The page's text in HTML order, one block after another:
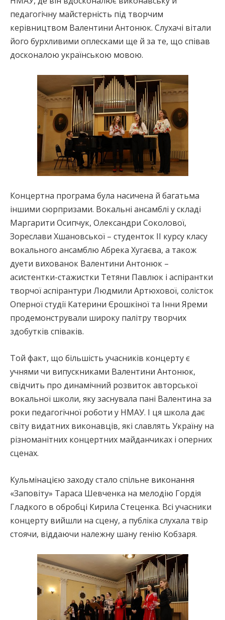
педагогічну майстерність під творчим
керівництвом Валентини Антонюк. Слухачі вітали
його бурхливими оплесками ще й за те, що співав
досконалою українською мовою.
Концертна програма була насичена й багатьма
іншими сюрпризами. Вокальні ансамблі у складі
Маргарити Осипчук, Олександри Соколової,
Зореслави Хшановської – студенток ІІ курсу класу
вокального ансамблю Абрека Хугаєва, а також
дуети вихованок Валентини Антонюк –
асистентки-стажистки Тетяни Павлюк і аспірантки
творчої аспірантури Людмили Артюхової, солісток
Оперної студії Катерини Єрошкіної та Інни Яреми
продемонстрували широку палітру творчих
здобутків співаків.
Той факт, що більшість учасників концерту є
учнями чи випускниками Валентини Антонюк,
свідчить про динамічний розвиток авторської
вокальної школи, яку заснувала пані Валентина за
роки педагогічної роботи у НМАУ. І ця школа дає
світу видатних виконавців, які славлять Україну на
різноманітних концертних майданчиках і оперних
сценах.
Кульмінацією заходу стало спільне виконання
«Заповіту» Тараса Шевченка на мелодію Гордія
Гладкого в обробці Кирила Стеценка. Всі учасники
концерту вийшли на сцену, а публіка слухала твір
стоячи, віддаючи належну шану генію Кобзаря.